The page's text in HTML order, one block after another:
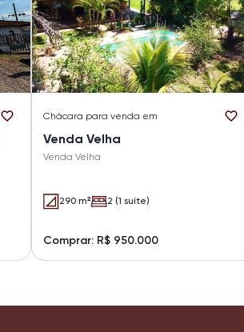
Chácara para venda em
Venda Velha
Venda Velha
290 m² 2 (1 suíte)
Comprar: R$ 950.000